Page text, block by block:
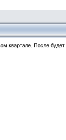
квартале. После